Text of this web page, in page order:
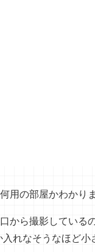
用の部屋かわかり
から撮影している
入れなそうなほど小